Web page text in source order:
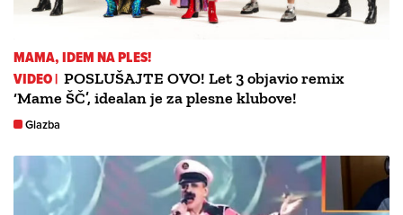
MAMA, IDEM NA PLES!
VIDEO | POSLUŠAJTE OVO! Let 3 objavio remix
‘Mame ŠČ’, idealan je za plesne klubove!
Glazba